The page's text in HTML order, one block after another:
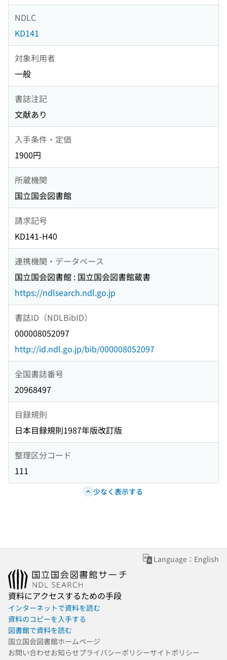
NDLC
KD141
対象利用者
一般
書誌注記
文献あり
入手条件・定価
1900円
所蔵機関
国立国会図書館
請求記号
KD141-H40
連携機関・データベース
国立国会図書館 : 国立国会図書館蔵書
https://ndlsearch.ndl.go.jp
書誌ID（NDLBibID）
000008052097
http://id.ndl.go.jp/bib/000008052097
全国書誌番号
20968497
目録規則
日本目録規則1987年版改訂版
整理区分コード
111
少なく表示する
Language：English
資料にアクセスするための手段
インターネットで資料を読む
資料のコピーを入手する
図書館で資料を読む
国立国会図書館ホームページ
お問い合わせお知らせプライバシーポリシーサイトポリシー